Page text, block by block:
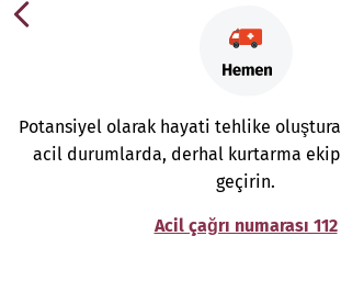
Potansiyel olarak hayati tehlike
acil durumlarda, derhal kurtarma
geçirin.
Acil çağrı numarası 112